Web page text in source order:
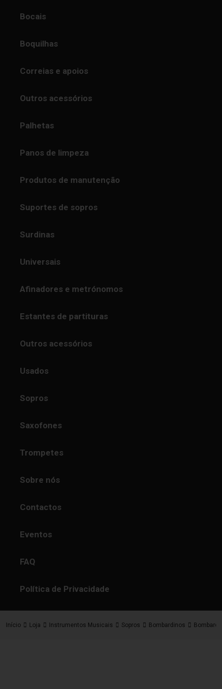
Bocais
Boquilhas
Correias e apoios
Outros acessórios
Palhetas
Panos de limpeza
Produtos de manutenção
Suportes de sopros
Surdinas
Universais
Afinadores e metrónomos
Estantes de partituras
Outros acessórios
Usados
Sopros
Saxofones
Trompetes
Sobre nós
Contactos
Eventos
FAQ
Política de Privacidade
Início Loja Instrumentos Musicais Sopros Bombardinos